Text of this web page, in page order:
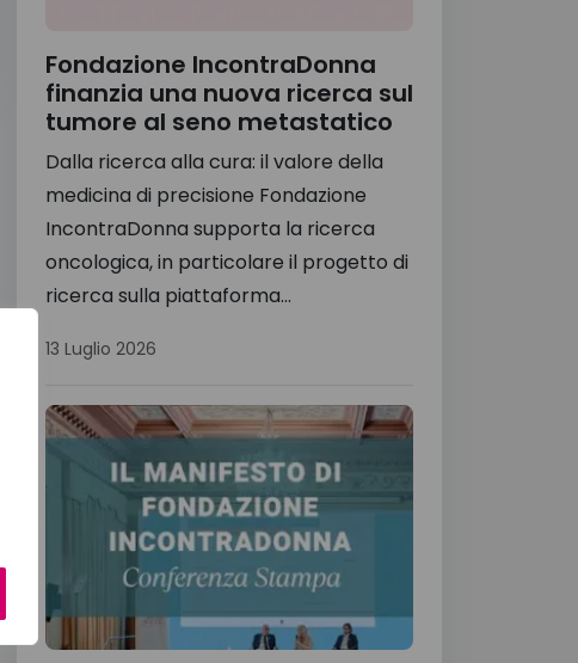
Fondazione IncontraDonna
finanzia una nuova ricerca sul
tumore al seno metastatico
Dalla ricerca alla cura: il valore della
medicina di precisione Fondazione
IncontraDonna supporta la ricerca
oncologica, in particolare il progetto di
ricerca sulla piattaforma...
13 Luglio 2026